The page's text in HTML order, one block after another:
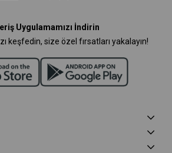
Uygulamamızı İndirin
keşfedin, size özel fırsatları yakalayın!